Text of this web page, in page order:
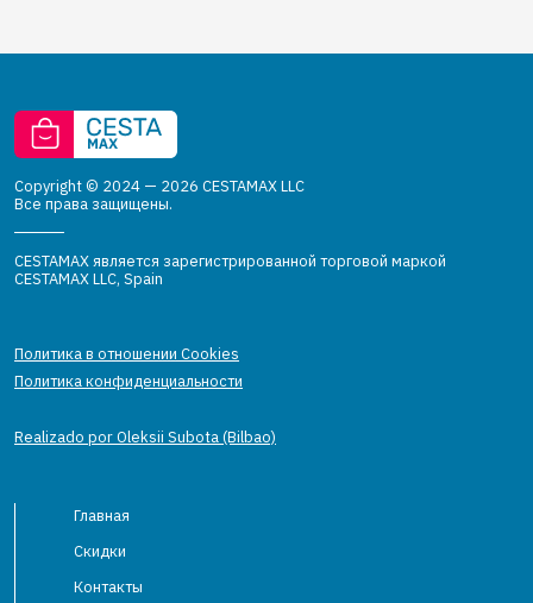
Copyright © 2024 — 2026 CESTAMAX LLC
Все права защищены.
CESTAMAX является зарегистрированной торговой маркой
CESTAMAX LLC, Spain
Политика в отношении Cookies
Политика конфиденциальности
Realizado por Oleksii Subota (Bilbao)
Главная
Скидки
Контакты